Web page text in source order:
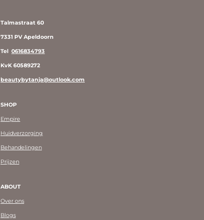
Talmastraat 60
7331 PV Apeldoorn
Tel 0616834793
KvK 60589272
beautybytanja@outlook.com
SHOP
Empire
Huidverzorging
Behandelingen
Prijzen
ABOUT
Over ons
Blogs